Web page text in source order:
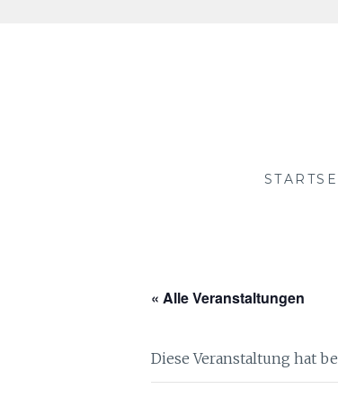
« Alle Veranstaltungen
Diese Veranstaltung hat